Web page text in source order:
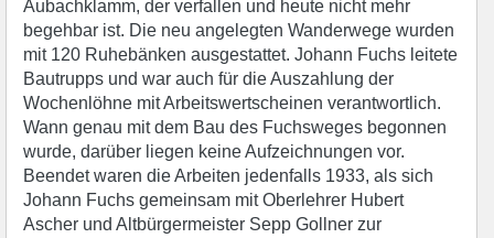
Aubachklamm, der verfallen und heute nicht mehr
begehbar ist. Die neu angelegten Wanderwege wurden
mit 120 Ruhebänken ausgestattet. Johann Fuchs leitete
Bautrupps und war auch für die Auszahlung der
Wochenlöhne mit Arbeitswertscheinen verantwortlich.
Wann genau mit dem Bau des Fuchsweges begonnen
wurde, darüber liegen keine Aufzeichnungen vor.
Beendet waren die Arbeiten jedenfalls 1933, als sich
Johann Fuchs gemeinsam mit Oberlehrer Hubert
Ascher und Altbürgermeister Sepp Gollner zur